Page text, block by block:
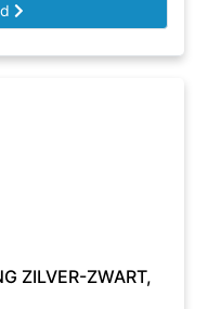
ZILVER-ZWART,